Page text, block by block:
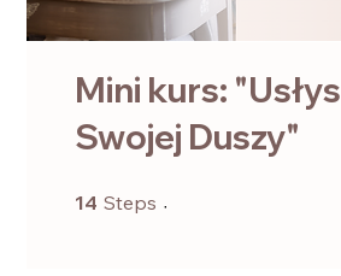
Mini kurs:
Swojej Duszy"
14 Steps